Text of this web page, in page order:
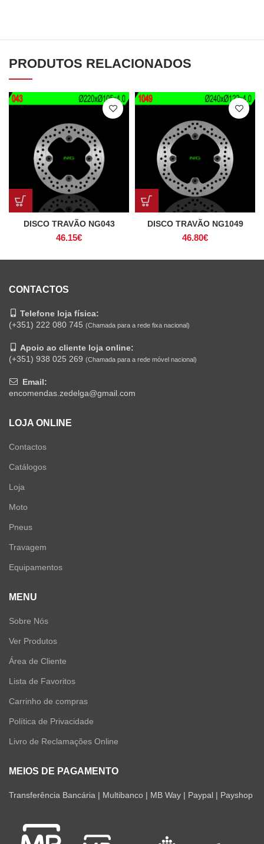
PRODUTOS RELACIONADOS
DISCO TRAVÃO NG043
46.15€
DISCO TRAVÃO NG1049
46.80€
CONTACTOS
Telefone loja física:
(+351) 222 080 745 (Chamada para a rede fixa nacional)
Apoio ao cliente loja online:
(+351) 938 025 269 (Chamada para a rede móvel nacional)
Email:
encomendas.zedelga@gmail.com
LOJA ONLINE
Contactos
Catálogos
Loja
Moto
Pneus
Travagem
Equipamentos
MENU
Sobre Nós
Ver Produtos
Área de Cliente
Lista de Favoritos
Carrinho de compras
Política de Privacidade
Livro de Reclamações Online
MEIOS DE PAGAMENTO
Transferência Bancária | Multibanco | MB Way | Paypal | Payshop